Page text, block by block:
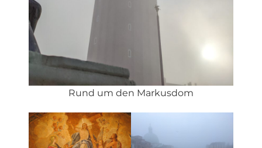
Rund um den Markusdom